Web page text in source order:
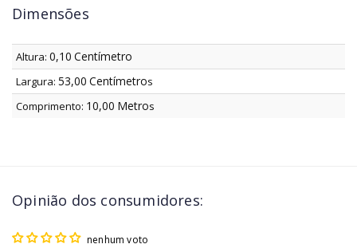
Dimensões
Altura: 0,10 Centímetro
Largura: 53,00 Centímetros
Comprimento: 10,00 Metros
Opinião dos consumidores:
nenhum voto